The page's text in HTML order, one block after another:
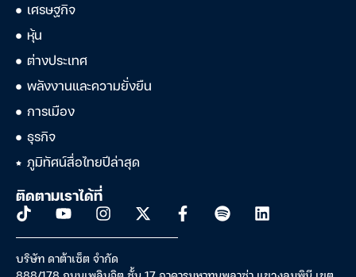
เศรษฐกิจ
หุ้น
ต่างประเทศ
พลังงานและความยั่งยืน
การเมือง
ธุรกิจ
ภูมิทัศน์สื่อไทยปีล่าสุด
ติดตามเราได้ที่
บริษัท ดาต้าเซ็ต จำกัด